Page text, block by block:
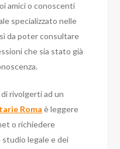
amici o conoscenti
specializzato nelle
da poter consultare
che sia stato già
rivolgerti ad un
Roma è leggere
o richiedere
studio legale e dei